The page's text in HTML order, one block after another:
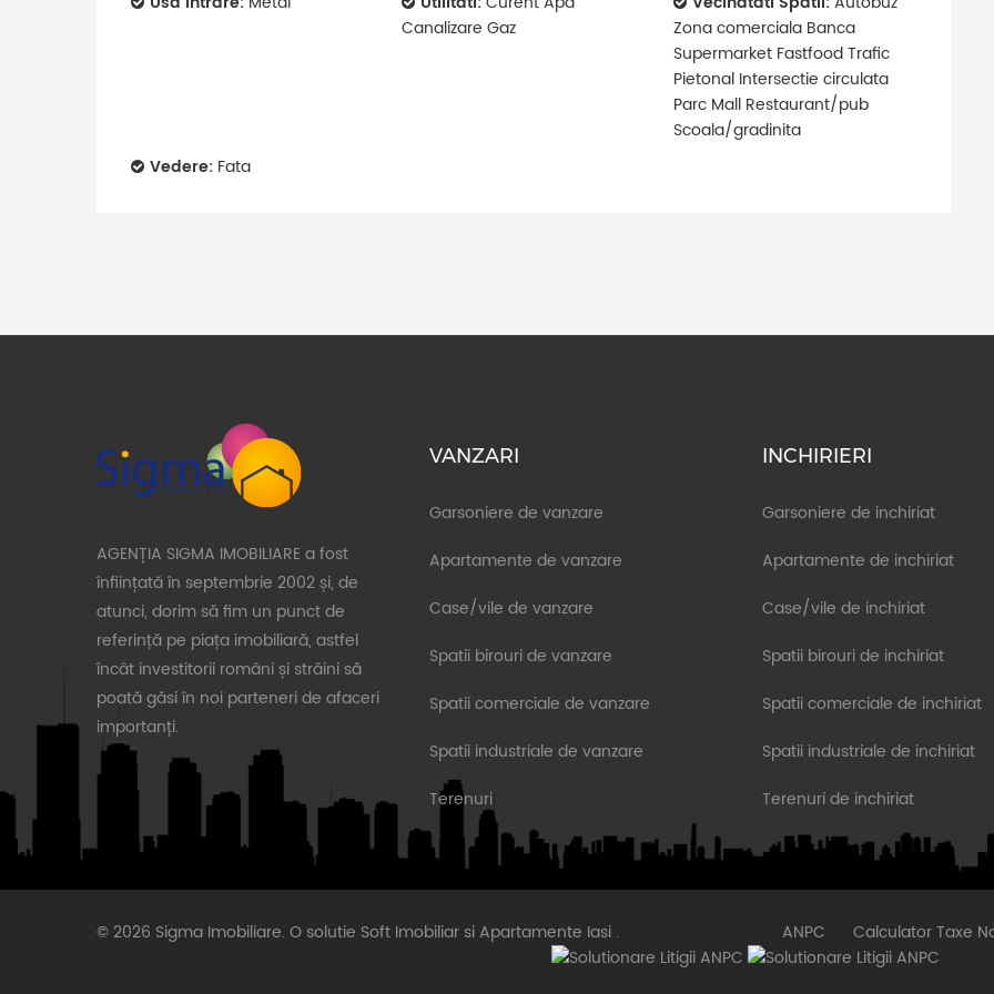
Canalizare Gaz
Zona comerciala Banca
Supermarket Fastfood Trafic
Pietonal Intersectie circulata
Parc Mall Restaurant/pub
Scoala/gradinita
Vedere:Fata
AGENȚIA SIGMA IMOBILIARE a fost
înființată în septembrie 2002 și, de
atunci, dorim să fim un punct de
referință pe piața imobiliară, astfel
încât investitorii români și străini să
poată găsi în noi parteneri de afaceri
importanți.
VANZARI
Garsoniere de vanzare
Apartamente de vanzare
Case/vile de vanzare
Spatii birouri de vanzare
Spatii comerciale de vanzare
Spatii industriale de vanzare
Terenuri
INCHIRIERI
Garsoniere de inchiriat
Apartamente de inchiriat
Case/vile de inchiriat
Spatii birouri de inchiriat
Spatii comerciale de inchiriat
Spatii industriale de inchiriat
Terenuri de inchiriat
© 2026 Sigma Imobiliare. O solutie Soft Imobiliar si Apartamente Iasi . ANPC Calculator Taxe